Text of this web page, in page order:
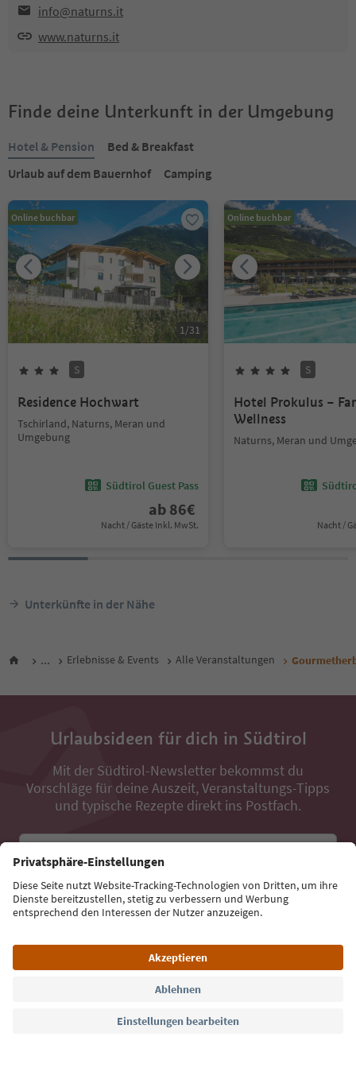
info@naturns.it
www.naturns.it
Finde deine Unterkunft in der Umgebung
Hotel & Pension
Bed & Breakfast
Urlaub auf dem Bauernhof
Camping
Online buchbar
1/31
S
Residence Hochwart
Tschirland, Naturns, Meran und
Umgebung
Südtirol Guest Pass
ab 86€
Nacht / Gäste Inkl. MwSt.
Online buchbar
S
Hotel Prokulus –
Wellness
Naturns, Meran und
Nacht /
Unterkünfte in der Nähe
... Erlebnisse & Events Alle Veranstaltungen
Urlaubsideen für dich in Südtirol
Mit der Südtirol-Newsletter bekommst du
Vorschläge für deine Auszeit, Veranstaltungs-Tipps
und typische Rezepte direkt ins Postfach.
Jetzt anmelden